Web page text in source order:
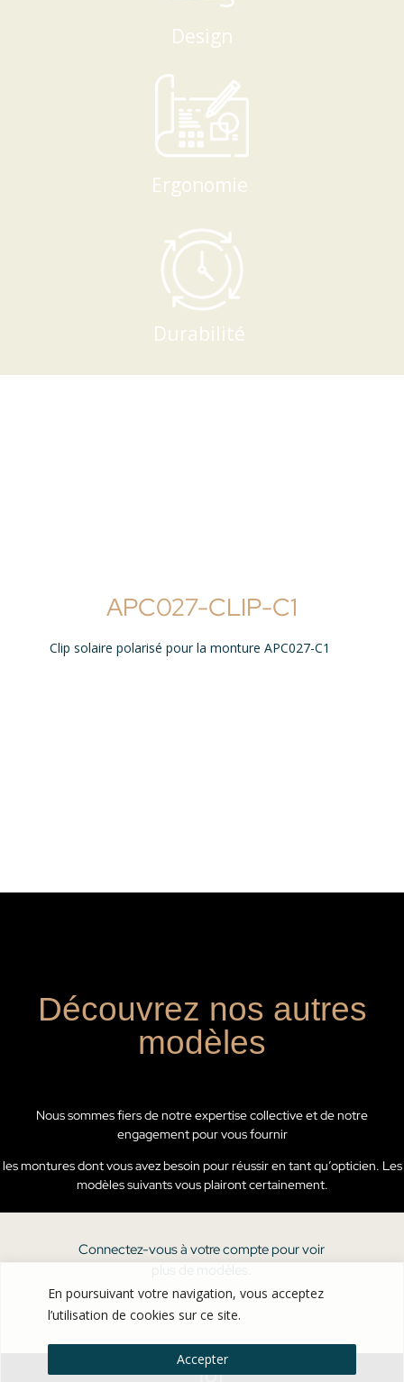
En poursuivant votre navigation, vous acceptez
l’utilisation de cookies sur ce site.
Accepter
Design
Ergonomie
Durabilité
APC027-CLIP-C1
Clip solaire polarisé pour la monture APC027-C1
Découvrez nos autres
modèles
Nous sommes fiers de notre expertise collective et de notre
engagement pour vous fournir
les montures dont vous avez besoin pour réussir en tant qu’opticien. Les
modèles suivants vous plairont certainement.
Connectez-vous à votre compte pour voir